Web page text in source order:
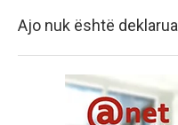
Ajo nuk është